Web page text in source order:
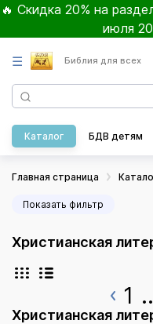
🔥 Скидка 20% на
июля
☰ Библия для всех
Каталог БДВ детям
Главная страница
Показать фильтр
Христианская
1
Христианская